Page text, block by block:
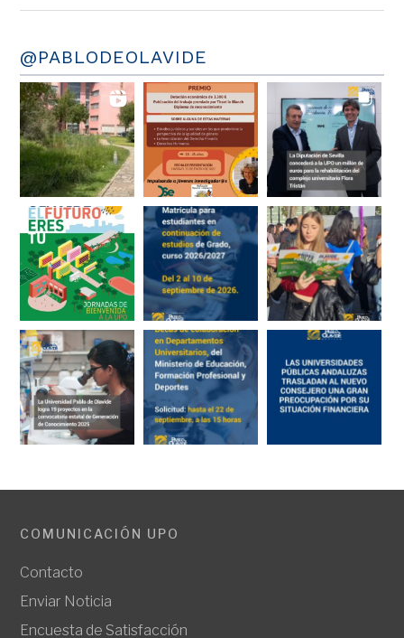
@PABLODEOLAVIDE
COMUNICACIÓN UPO
Contacto
Enviar Noticia
Encuesta de Satisfacción